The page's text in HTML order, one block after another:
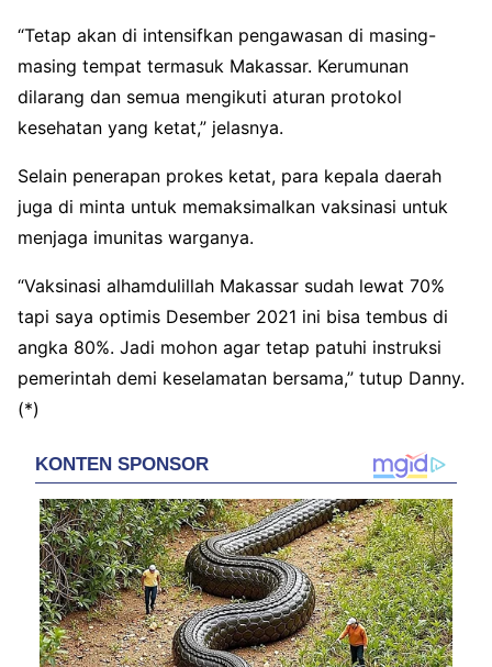
“Tetap akan di intensifkan pengawasan di masing-
masing tempat termasuk Makassar. Kerumunan
dilarang dan semua mengikuti aturan protokol
kesehatan yang ketat,” jelasnya.
Selain penerapan prokes ketat, para kepala daerah
juga di minta untuk memaksimalkan vaksinasi untuk
menjaga imunitas warganya.
“Vaksinasi alhamdulillah Makassar sudah lewat 70%
tapi saya optimis Desember 2021 ini bisa tembus di
angka 80%. Jadi mohon agar tetap patuhi instruksi
pemerintah demi keselamatan bersama,” tutup Danny.
(*)